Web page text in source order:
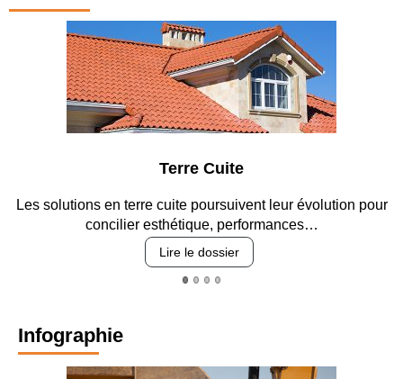
Entre circulation, sécurisation des accès, durabilité des
revêtements et intégration…
Lire le dossier
Infographie